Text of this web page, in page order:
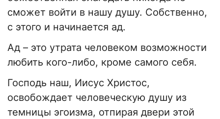
сможет войти в нашу душу. Собственно,
с этого и начинается ад.
Ад – это утрата человеком возможности
любить кого-либо, кроме самого себя.
Господь наш, Иисус Христос,
освобождает человеческую душу из
темницы эгоизма, отпирая двери этой